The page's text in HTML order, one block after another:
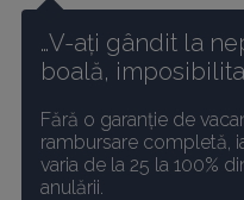
…V-ați gândit la
boală,
Fără o garanție de
rambursare completă,
varia de la 25 la 100%
anulării.